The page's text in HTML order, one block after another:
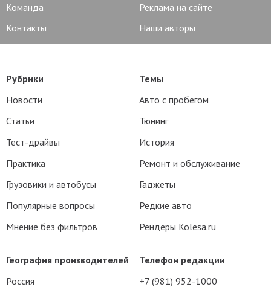
Команда
Реклама на сайте
Контакты
Наши авторы
Телефон редакции
+7 (981) 952-1000
Рубрики
Новости
Статьи
Тест-драйвы
Практика
Грузовики и автобусы
Популярные вопросы
Мнение без фильтров
Темы
Авто с пробегом
Тюнинг
История
Ремонт и обслуживание
Гаджеты
Редкие авто
Рендеры Kolesa.ru
География производителей
Россия